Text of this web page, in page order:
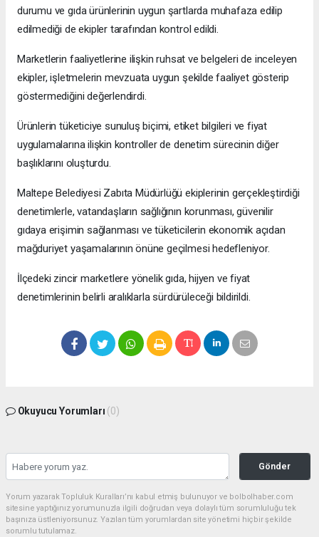
durumu ve gıda ürünlerinin uygun şartlarda muhafaza edilip
edilmediği de ekipler tarafından kontrol edildi.
Marketlerin faaliyetlerine ilişkin ruhsat ve belgeleri de inceleyen
ekipler, işletmelerin mevzuata uygun şekilde faaliyet gösterip
göstermediğini değerlendirdi.
Ürünlerin tüketiciye sunuluş biçimi, etiket bilgileri ve fiyat
uygulamalarına ilişkin kontroller de denetim sürecinin diğer
başlıklarını oluşturdu.
Maltepe Belediyesi Zabıta Müdürlüğü ekiplerinin gerçekleştirdiği
denetimlerle, vatandaşların sağlığının korunması, güvenilir
gıdaya erişimin sağlanması ve tüketicilerin ekonomik açıdan
mağduriyet yaşamalarının önüne geçilmesi hedefleniyor.
İlçedeki zincir marketlere yönelik gıda, hijyen ve fiyat
denetimlerinin belirli aralıklarla sürdürüleceği bildirildi.
Okuyucu Yorumları (0)
Gönder
Yorum yazarak Topluluk Kuralları’nı kabul etmiş bulunuyor ve bolbolhaber.com
sitesine yaptığınız yorumunuzla ilgili doğrudan veya dolaylı tüm sorumluluğu tek
başınıza üstleniyorsunuz. Yazılan tüm yorumlardan site yönetimi hiçbir şekilde
sorumlu tutulamaz.